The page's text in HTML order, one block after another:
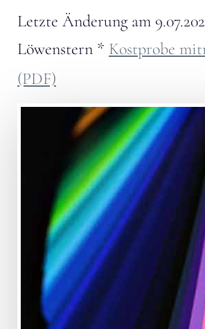
Letzte Änderung am
Löwenstern * Kostprobe
(PDF)